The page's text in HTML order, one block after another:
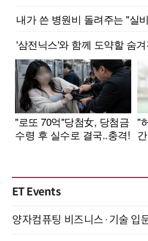
ET Events